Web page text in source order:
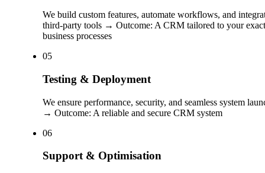
We build custom features, automate workflows, and
third-party tools → Outcome: A CRM tailored to your exact
business processes
05
Testing & Deployment
We ensure performance, security, and seamless system
→ Outcome: A reliable and secure CRM system
06
Support & Optimisation